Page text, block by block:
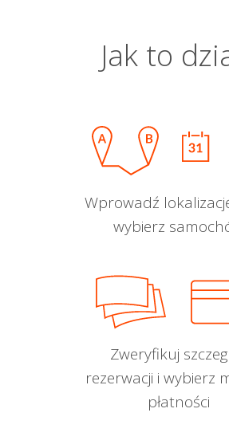
Jak to
Wprowadź
wybierz
Zweryfikuj
rezerwacji i wybierz
płatności